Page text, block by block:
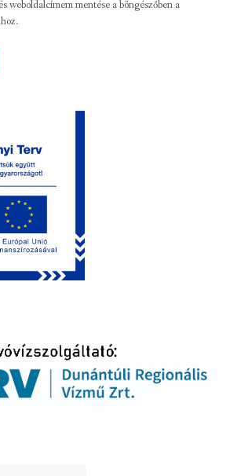
weboldalcímem mentése a böngészőben a